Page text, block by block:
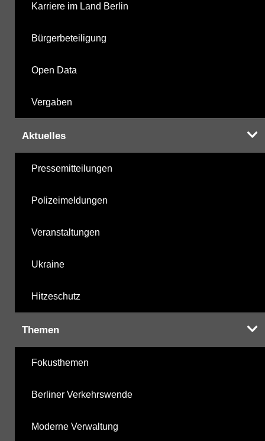
Karriere im Land Berlin
Bürgerbeteiligung
Open Data
Vergaben
Aktuelles
Pressemitteilungen
Polizeimeldungen
Veranstaltungen
Ukraine
Hitzeschutz
Themen
Fokusthemen
Berliner Verkehrswende
Moderne Verwaltung